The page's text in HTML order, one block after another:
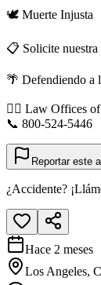
🕊️ Muerte Injusta
📋 Solicite
🌴 Defendiendo a
👨‍⚖️ Law Offices
📞 800-524-5446
Reportar este
¿Accidente?
Hace 2 meses
Los Angeles,